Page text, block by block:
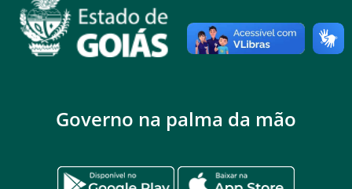
Governo na palma da mão